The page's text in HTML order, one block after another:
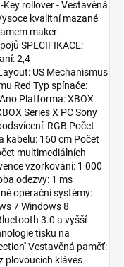
rollover - Vestavěná
kvalitní mazané
maker -
SPECIFIKACE:
2,4
US Mechanismus
Red Typ spínače:
Platforma: XBOX
Series X PC Sony
RGB Počet
kabelu: 160 cm Počet
multimediálních
vzorkování: 1 000
odezvy: 1 ms
operační systémy:
7 Windows 8
3.0 a vyšší
tisku na
Vestavěná paměť:
plovoucích kláves